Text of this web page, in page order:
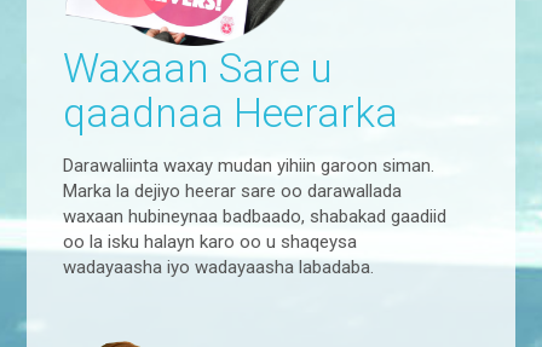
Waxaan Sare u
qaadnaa Heerarka
Darawaliinta waxay mudan yihiin garoon siman.
Marka la dejiyo heerar sare oo darawallada
waxaan hubineynaa badbaado, shabakad gaadiid
oo la isku halayn karo oo u shaqeysa
wadayaasha iyo wadayaasha labadaba.